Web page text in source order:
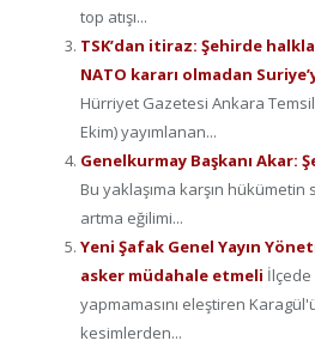
top atışı...
TSK’dan itiraz: Şehirde
NATO kararı olmadan
Hürriyet Gazetesi Ankara
Ekim) yayımlanan...
Genelkurmay Başkanı Akar:
Bu yaklaşıma karşın
artma eğilimi...
Yeni Şafak Genel Yayın
asker müdahale etmeli
yapmamasını eleştiren
kesimlerden...